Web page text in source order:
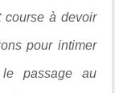
course à devoir
pour intimer
passage au